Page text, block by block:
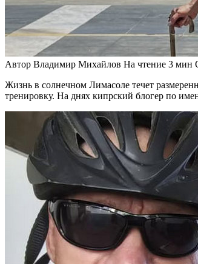
Автор Владимир Михайлов На чтение 3 мин
Жизнь в солнечном Лимасоле течет
тренировку. На днях кипрский блогер по